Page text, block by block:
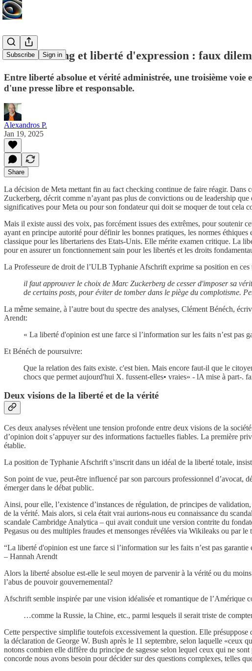
Subscribe Sign in
Fact-checking et liberté d'expression : faux
Entre liberté absolue et vérité administrée, une troisième
d'une presse libre et responsable.
Alexandros P.
Jan 19, 2025
Share
La décision de Meta mettant fin au fact checking continue de faire réagir. Dans
Zuckerberg, décrit comme n’ayant pas plus de convictions ou de leadership
significatives pour Meta ou pour son fondateur qui doit se moquer de tout cela
Mais il existe aussi des voix, pas forcément issues des extrêmes, pour soutenir
ayant en principe autorité pour définir les bonnes pratiques, les normes
classique pour les libertariens des Etats-Unis. Elle mérite examen critique. La
pour en assurer un fonctionnement sain pour les libertés et les droits
La Professeure de droit de l’ULB Typhanie Afschrift exprime sa position en
il faut approuver le choix de Marc Zuckerberg de cesser d'imposer sa
de certains posts, pour éviter de tomber dans le piège du complotisme.
La même semaine, à l’autre bout du spectre des analyses, Clément Bénéch,
Arendt:
« La liberté d'opinion est une farce si l’information sur les faits n’est pas
Et Bénéch de poursuivre:
Que la relation des faits existe. c'est bien. Mais encore faut-il que le
chocs que permet aujourd'hui X. fussent-elles• vraies» - lA mise à part-.
Deux visions de la liberté et de la vérité
Ces deux analyses révèlent une tension profonde entre deux visions de la
d’opinion doit s’appuyer sur des informations factuelles fiables. La première
établie.
La position de Typhanie Afschrift s’inscrit dans un idéal de la liberté totale,
Son point de vue, peut-être influencé par son parcours professionnel
émerger dans le débat public.
Ainsi, pour elle, l’existence d’instances de régulation, de principes de
de la vérité. Mais alors, si cela était vrai aurions-nous eu connaissance du
scandale Cambridge Analytica – qui avait conduit une version contrite du
Pegasus ou des multiples fraudes et mensonges révélées via Wikileaks ou par
“La liberté d'opinion est une farce si l’information sur les faits n’est pas
– Hannah Arendt
Alors la liberté absolue est-elle le seul moyen de parvenir à la vérité ou du
l’abus de pouvoir gouvernemental?
Afschrift semble inspirée par une vision idéalisée et romantique de l’Amérique
…comme la Russie, la Chine, etc., parmi lesquels il serait triste de
Cette perspective simplifie toutefois excessivement la question. Elle
la déclaration de George W. Bush après le 11 septembre, selon laquelle «ceux
notons combien elle diffère du principe de sagesse selon lequel ceux qui ne
concorde nous avons besoin pour décider sur des questions complexes, telles